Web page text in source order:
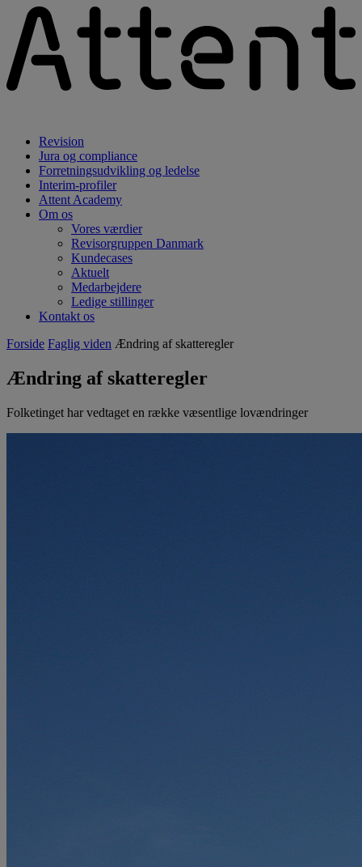
Revision
Jura og compliance
Forretningsudvikling og ledelse
Interim-profiler
Attent Academy
Om os
Vores værdier
Revisorgruppen Danmark
Kundecases
Aktuelt
Medarbejdere
Ledige stillinger
Kontakt os
Forside Faglig viden Ændring af skatteregler
Ændring af skatteregler
Folketinget har vedtaget en række væsentlige lovændringer